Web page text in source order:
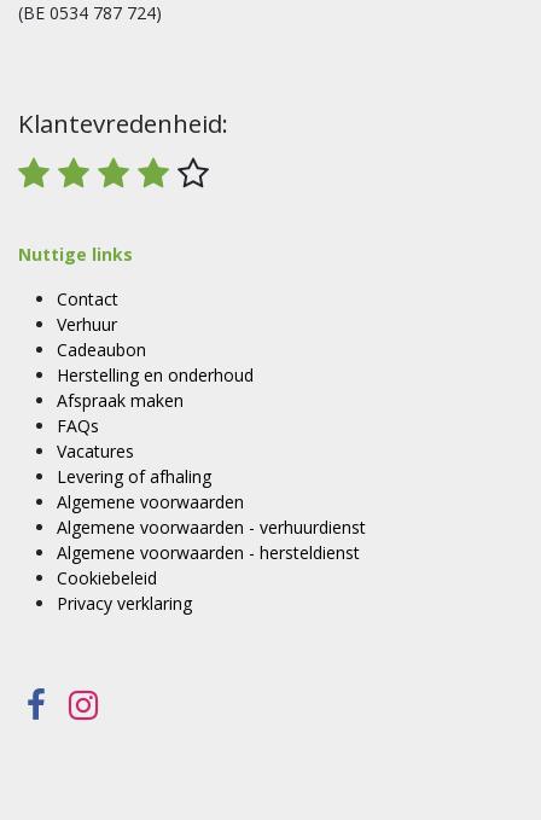
(BE 0534 787 724)
Klantevredenheid:
Nuttige links
Contact
Verhuur
Cadeaubon
Herstelling en onderhoud
Afspraak maken
FAQs
Vacatures
Levering of afhaling
Algemene voorwaarden
Algemene voorwaarden - verhuurdienst
Algemene voorwaarden - hersteldienst
Cookiebeleid
Privacy verklaring